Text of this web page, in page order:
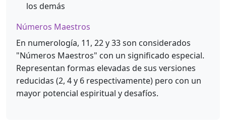
los demás
Números Maestros
En numerología, 11, 22 y 33 son considerados
"Números Maestros" con un significado especial.
Representan formas elevadas de sus versiones
reducidas (2, 4 y 6 respectivamente) pero con un
mayor potencial espiritual y desafíos.